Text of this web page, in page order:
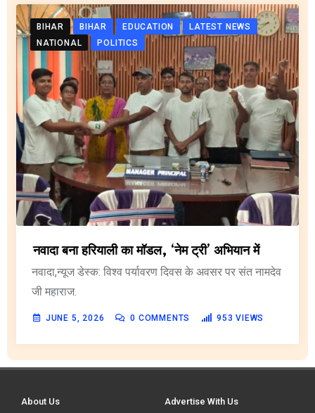
BIHAR BIHAR EDUCATION
LATEST NEWS
NATIONAL
POLITICS
नवादा बना हरियाली का मॉडल, ‘नेम ट्री’ अभियान में
नवादा,न्यूज डेस्क: विश्व पर्यावरण दिवस के अवसर पर संत नामदेव
जी महाराज.
JUNE 5, 2026 0 COMMENTS 953 VIEWS
About Us Advertise With Us